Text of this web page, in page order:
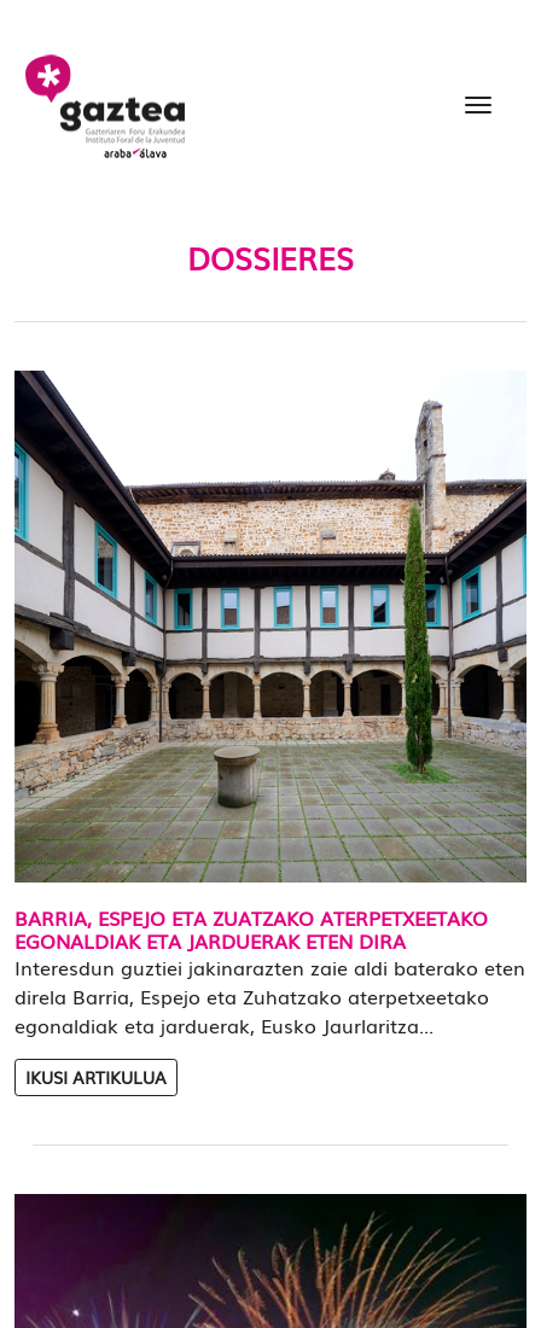
Eduki nagusira joan
DOSSIERES
BARRIA, ESPEJO ETA ZUATZAKO ATERPETXEETAKO
EGONALDIAK ETA JARDUERAK ETEN DIRA
Interesdun guztiei jakinarazten zaie aldi baterako eten
direla Barria, Espejo eta Zuhatzako aterpetxeetako
egonaldiak eta jarduerak, Eusko Jaurlaritza...
IKUSI ARTIKULUA